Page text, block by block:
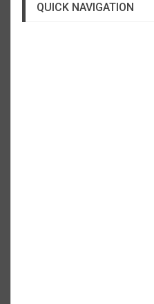
QUICK NAVIGATION